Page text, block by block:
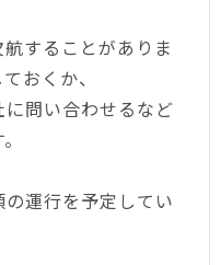
することがありま
おくか、
問い合わせるなど
運行を予定してい